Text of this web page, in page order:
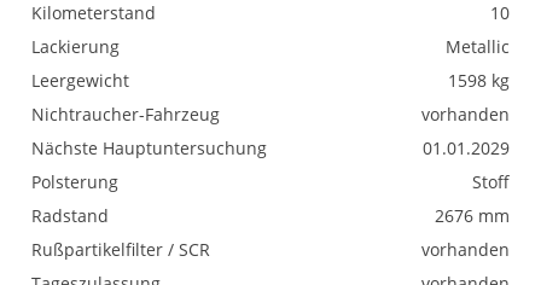
Kilometerstand
10
Lackierung
Metallic
Leergewicht
1598 kg
Nichtraucher-Fahrzeug
vorhanden
Nächste Hauptuntersuchung
01.01.2029
Polsterung
Stoff
Radstand
2676 mm
Rußpartikelfilter / SCR
vorhanden